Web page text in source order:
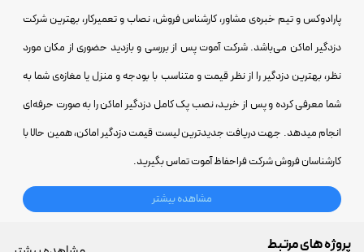
پارادوکس و تیم خبره‌ی مشاور، کارشناس فروش، نصاب و تعمیرکار، بهترین شرکت
دزدگیر اماکن می‌باشد. شرکتآموت پس از بررسی و بازدید حضوری از مکان مورد
نظر، بهترین دزدگیر را از نظر قیمت و متناسب با بودجه و منزل یا مغازه‌ی شما به
شما معرفی کرده و پس از خرید، نصب پک کامل دزدگیر اماکن را به صورت حرفه‌ای
انجام میدهد. جهت دریافت جدیدترین لیست قیمت دزدگیر اماکن، همین حالا با
کارشناسان فروش شرکت فراحفاظ آموت تماس بگیرید.
مشاهده بیشتر
پروژه های مرتبط